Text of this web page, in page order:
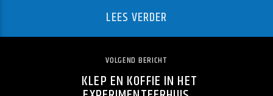
LEES VERDER
VOLGEND BERICHT
KLEP EN KOFFIE IN HET